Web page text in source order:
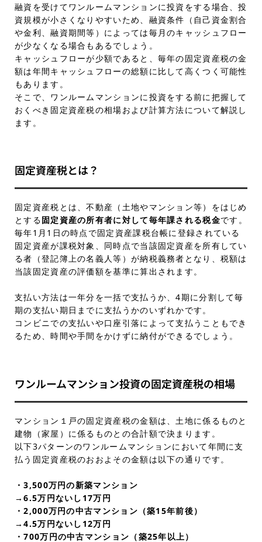
融資を受けてワンルームマンションに投資をする場合、投
資規模が小さくなりやすいため、融資条件（自己資金割合
や金利、融資期間等）によっては毎月のキャッシュフロー
が少なくなる場合もあるでしょう。
キャッシュフローが少額であると、毎年の固定資産税の金
額は年間キャッシュフローの総額に比して高くつく可能性
もあります。
そこで、ワンルームマンションに投資をする前に把握して
おくべき固定資産税の相場および計算方法について解説し
ます。
固定資産税とは？
固定資産税とは、不動産（土地やマンション等）をはじめ
とする固定資産の所有者に対して毎年課される税金です。
毎年1月1日の時点で固定資産課税台帳に登録されている
固定資産が課税対象、同時点で当該固定資産を所有してい
る者（登記簿上の名義人等）が納税義務者となり、税額は
当該固定資産の評価額を基準に算出されます。
支払い方法は一年分を一括で支払うか、4期に分割して毎
期の支払い期日までに支払うかのいずれかです。
コンビニでの支払いや口座引落によって支払うこともでき
るため、時間や手間をかけずに納付ができるでしょう。
ワンルームマンション投資の固定資産税の相場
マンション１戸の固定資産税の金額は、土地に係るものと
建物（家屋）に係るものとの合計額で決まります。
以下3パターンのワンルームマンションにおいて年間に支
払う固定資産税のおおよその金額は以下の通りです。
・3,500万円の新築マンション
→6.5万円ないし17万円
・2,000万円の中古マンション（築15年前後）
→4.5万円ないし12万円
・700万円の中古マンション（築25年以上）